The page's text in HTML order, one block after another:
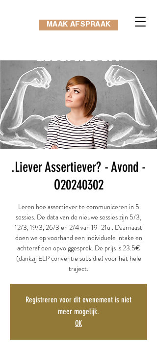
MAAK AFSPRAAK
.Liever Assertiever? - Avond -
O20240302
Leren hoe assertiever te communiceren in 5
sessies. De data van de nieuwe sessies zijn 5/3,
12/3, 19/3, 26/3 en 2/4 van 19-21u . Daarnaast
doen we op voorhand een individuele intake en
achteraf een opvolggesprek. De prijs is 23.5€
(dankzij ELP conventie subsidie) voor het hele
traject.
Registreren voor dit evenement is niet
meer mogelijk.
OK